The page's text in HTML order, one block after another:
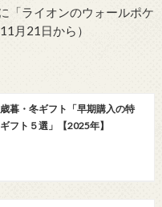
「ライオンのウォールポケ
月21日から）
暮・冬ギフト「早期購入の特
フト５選」【2025年】